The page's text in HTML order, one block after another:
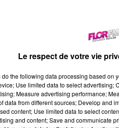
Le respect de votre vie
do the following data processing based on
Use limited data to select
Measure advertising performance;
data from different sources; Develop and
content; Use limited data to select
and content; Save and communicate